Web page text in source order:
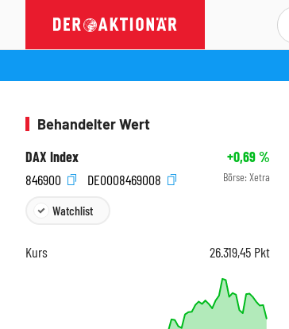
Behandelter Wert
DAX Index
+0,69%
846900
DE0008469008 Börse: Xetra
Watchlist
Kurs 26.319,45 Pkt